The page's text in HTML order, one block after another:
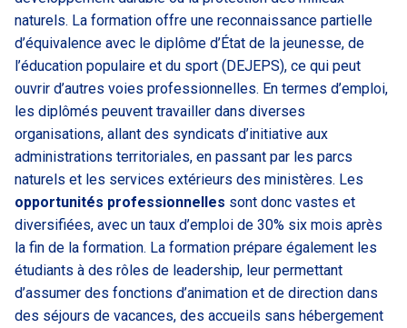
naturels. La formation offre une reconnaissance partielle
d’équivalence avec le diplôme d’État de la jeunesse, de
l’éducation populaire et du sport (DEJEPS), ce qui peut
ouvrir d’autres voies professionnelles. En termes d’emploi,
les diplômés peuvent travailler dans diverses
organisations, allant des syndicats d’initiative aux
administrations territoriales, en passant par les parcs
naturels et les services extérieurs des ministères. Les
opportunités professionnelles sont donc vastes et
diversifiées, avec un taux d’emploi de 30% six mois après
la fin de la formation. La formation prépare également les
étudiants à des rôles de leadership, leur permettant
d’assumer des fonctions d’animation et de direction dans
des séjours de vacances, des accueils sans hébergement